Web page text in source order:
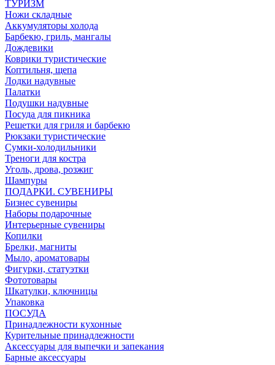
ТУРИЗМ
Ножи складные
Аккумуляторы холода
Барбекю, гриль, мангалы
Дождевики
Коврики туристические
Коптильня, щепа
Лодки надувные
Палатки
Подушки надувные
Посуда для пикника
Решетки для гриля и барбекю
Рюкзаки туристические
Сумки-холодильники
Треноги для костра
Уголь, дрова, розжиг
Шампуры
ПОДАРКИ. СУВЕНИРЫ
Бизнес сувениры
Наборы подарочные
Интерьерные сувениры
Копилки
Брелки, магниты
Мыло, ароматовары
Фигурки, статуэтки
Фототовары
Шкатулки, ключницы
Упаковка
ПОСУДА
Принадлежности кухонные
Курительные принадлежности
Аксессуары для выпечки и запекания
Барные аксессуары